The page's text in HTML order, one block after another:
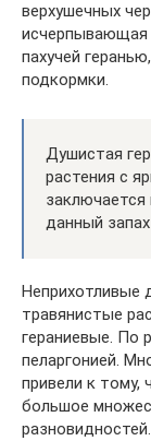
верхушечных
исчерпывающая
пахучей
подкормки.
Душистая
растения с
данный
Неприхотливые
травянистые
гераниевые. По
пеларгонией.
привели к
большое